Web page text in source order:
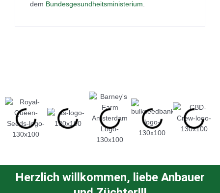
dem Bundesgesundheitsministerium.
Herzlich willkommen, liebe Anbauer